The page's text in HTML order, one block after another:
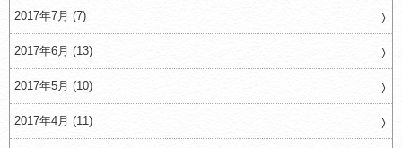
2017年7月 (7)
2017年6月 (13)
2017年5月 (10)
2017年4月 (11)